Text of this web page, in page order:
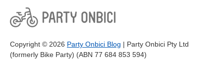
Copyright © 2026 Party Onbici Blog | Party Onbici Pty Ltd
(formerly Bike Party) (ABN 77 684 853 594)